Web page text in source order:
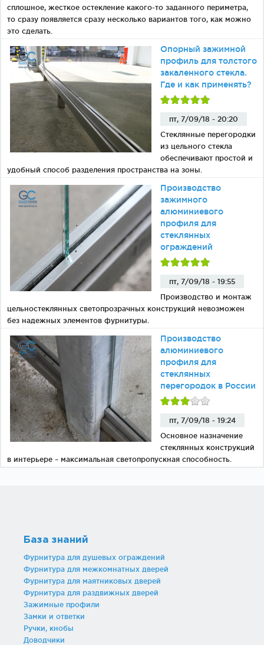
сплошное, жесткое остекление какого-то заданного периметра,
то сразу появляется сразу несколько вариантов того, как можно
это сделать.
Опорный зажимной
профиль для толстого
закаленного стекла.
Где и как применять?
пт, 7/09/18 - 20:20
Стеклянные перегородки
из цельного стекла
обеспечивают простой и
удобный способ разделения пространства на зоны.
Производство
зажимного
алюминиевого
профиля для
стеклянных
ограждений
пт, 7/09/18 - 19:55
Производство и монтаж
цельностеклянных светопрозрачных конструкций невозможен
без надежных элементов фурнитуры.
Производство
алюминиевого
профиля для
стеклянных
перегородок в России
пт, 7/09/18 - 19:24
Основное назначение
стеклянных конструкций
в интерьере – максимальная светопропускная способность.
База знаний
Фурнитура для душевых ограждений
Фурнитура для межкомнатных дверей
Фурнитура для маятниковых дверей
Фурнитура для раздвижных дверей
Зажимные профили
Замки и ответки
Ручки, кнобы
Доводчики